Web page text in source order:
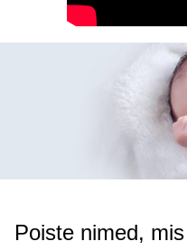
Poiste nimed,